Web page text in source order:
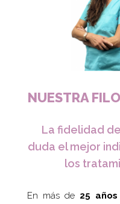
NUESTRA
La fidelidad
duda el mejor
los
En más de 25